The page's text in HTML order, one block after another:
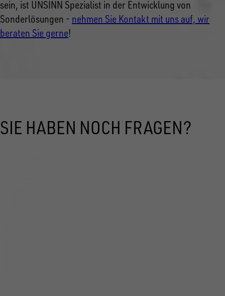
sein, ist UNSINN Spezialist in der Entwicklung von
Sonderlösungen - nehmen Sie Kontakt mit uns auf, wir
beraten Sie gerne!
SIE HABEN NOCH FRAGEN?